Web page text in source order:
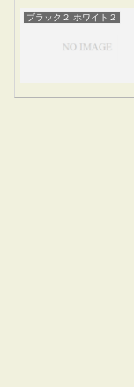
ブラック２ ホワイト２